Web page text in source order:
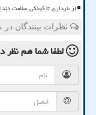
از بارداری تا کودکی سلامت
نظرات بینندگان
لطفا شما همنظر